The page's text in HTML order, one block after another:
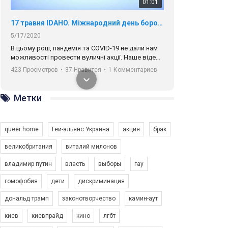
01:01
17 травня IDAHO. Міжнародний день боротьби з гомофобією трансфобією і біфобія.
5/17/2020
В цьому році, пандемія та COVІD-19 не дали нам
можливості провести вуличні акції. Наше відео-
звернення про те, що навіть коли ми у різних
містах та не можемо зустрінеться, ми разом. Ми
закликаємо всіх хто поділяє цінності рівності та
солідарності, приєднатися до нас. Регіональні
підрозділи ГАУ є в 16 областях України.
423 Просмотров • 37 Нравится • 1 Комментариев
Зупинимо насильство проти ЛГБТ в Україні! Stop violence against LGBT in Ukraine!
Емоційний та вражаючий промо-ролік на
Метки
queer home Гей-альянс Украина акция брак
великобритания виталий милонов
владимир путин власть выборы гау
гомофобия дети дискриминация
дональд трамп законотворчество камин-аут
киев киевпрайд кино лгбт